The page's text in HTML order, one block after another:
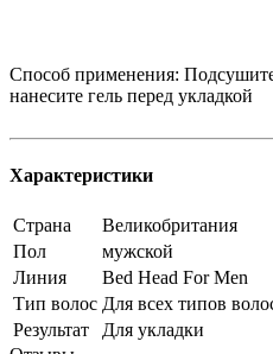
Способ применения:
нанесите гель перед укладкой
Характеристики
Страна
Великобритания
Пол
мужской
Линия
Bed Head For Men
Тип волос Для всех типов
Результат
Для укладки